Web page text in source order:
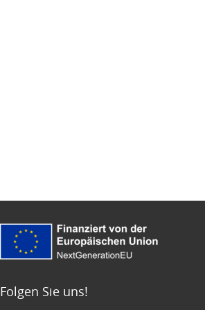
Folgen Sie uns!